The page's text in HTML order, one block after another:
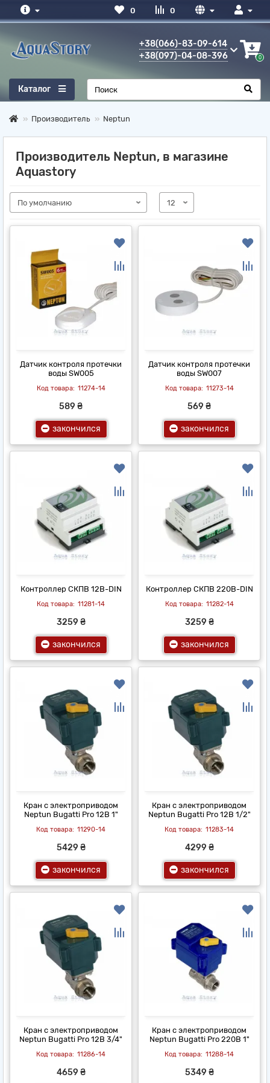
0
0
+38(066)-83-09-614
+38(097)-04-08-396
0
Каталог
Производитель Neptun
Производитель Neptun, в магазине
Aquastory
Датчик контроля протечки
воды SW005
11274-14
589 ₴
закончился
Датчик контроля протечки
воды SW007
11273-14
569 ₴
закончился
Контроллер СКПВ 12В-DIN
11281-14
3259 ₴
закончился
Контроллер СКПВ 220В-DIN
11282-14
3259 ₴
закончился
Кран с электроприводом
Neptun Bugatti Pro 12В 1"
11290-14
5429 ₴
закончился
Кран с электроприводом
Neptun Bugatti Pro 12В 1/2"
11283-14
4299 ₴
закончился
Кран с электроприводом
Neptun Bugatti Pro 12В 3/4"
11286-14
4659 ₴
Кран с электроприводом
Neptun Bugatti Pro 220В 1"
11288-14
5349 ₴